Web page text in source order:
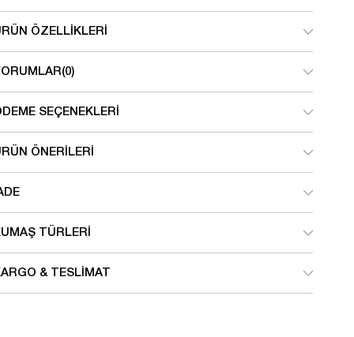
ÖZELLIKLERI
(0)
SEÇENEKLERI
ÖNERILERI
TÜRLERI
& TESLIMAT